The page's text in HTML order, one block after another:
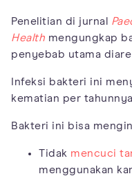
Penelitian di jurnal
Health mengungkap
penyebab utama diare
Infeksi bakteri ini
kematian per
Bakteri ini bisa
Tidak mencuci
menggunakan